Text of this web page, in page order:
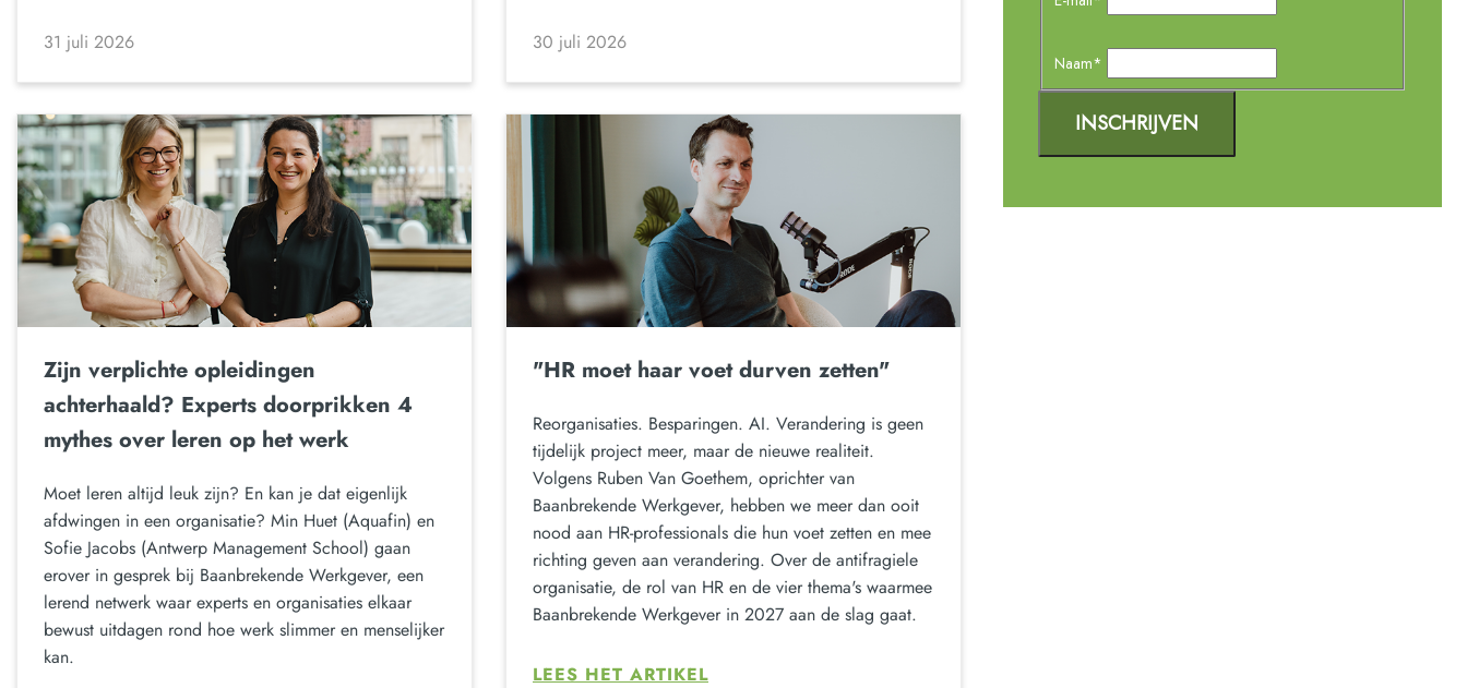
31 juli 2026 30 juli 2026
Zijn verplichte opleidingen
achterhaald? Experts doorprikken 4
mythes over leren op het werk
Moet leren altijd leuk zijn? En kan je dat eigenlijk
afdwingen in een organisatie? Min Huet (Aquafin) en
Sofie Jacobs (Antwerp Management School) gaan
erover in gesprek bij Baanbrekende Werkgever, een
lerend netwerk waar experts en organisaties elkaar
bewust uitdagen rond hoe werk slimmer en menselijker
kan.
"HR moet haar voet durven zetten"
Reorganisaties. Besparingen. AI. Verandering is geen
tijdelijk project meer, maar de nieuwe realiteit.
Volgens Ruben Van Goethem, oprichter van
Baanbrekende Werkgever, hebben we meer dan ooit
nood aan HR-professionals die hun voet zetten en mee
richting geven aan verandering. Over de antifragiele
organisatie, de rol van HR en de vier thema's waarmee
Baanbrekende Werkgever in 2027 aan de slag gaat.
LEES HET ARTIKEL